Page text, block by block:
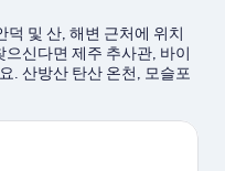
덕 및 산, 해변 근처에 위치
신다면 제주 추사관, 바이
. 산방산 탄산 온천, 모슬포
니다. 제주신화월드, 산방